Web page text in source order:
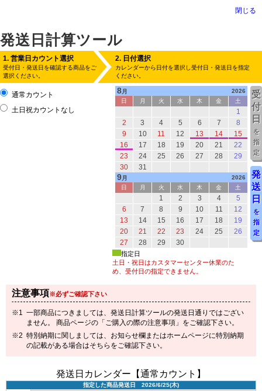
発送日計算ツール
閉じる
1. 営業日カウント選択
受付日・発送日を確認する商品をご
選択ください。
2. 日付選択
カレンダーから日付を選択し受付日・発送日を指定
ください。
通常カウント
土日祝カウントなし
8月
2026
日
月 火 水 木 金 土
1
2
3 4 5 6 7
8
9
10 11 12 13 14
15
16
17 18 19 20 21
22
23
24 25 26 27 28
29
30
31
9月
2026
日
月 火 水 木 金 土
1 2 3 4
5
6
7 8 9 10 11
12
13
14 15 16 17 18
19
20
21 22 23 24 25
26
27
28 29 30
指定日
土日・祝日はカスタマーセンター休業のた
め、受付日の指定できません。
受
付
日
を
指
定
発
送
日
を
指
定
注意事項※必ずご確認下さい
一部商品につきましては、発送日計算ツールの発送日通りではござい
ません。 商品ページの「ご購入の際の注意事項」をご確認下さい。
特別納期に関しましては、お知らせ欄またはホームページに特別納期
の記載がある場合はそちらをご確認下さい。
発送日カレンダー【通常カウント】
指定した商品発送日 2026/6/25(木)